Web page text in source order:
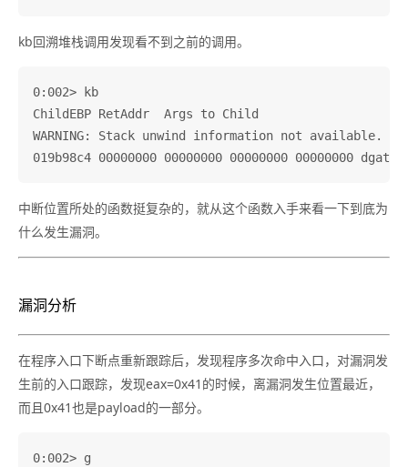
kb回溯堆栈调用发现看不到之前的调用。
0:002> kb
ChildEBP RetAddr  Args to Child
WARNING: Stack unwind information not available.
中断位置所处的函数挺复杂的，就从这个函数入手来看一下到底为
什么发生漏洞。
漏洞分析
在程序入口下断点重新跟踪后，发现程序多次命中入口，对漏洞发
生前的入口跟踪，发现eax=0x41的时候，离漏洞发生位置最近，
而且0x41也是payload的一部分。
0:002> g